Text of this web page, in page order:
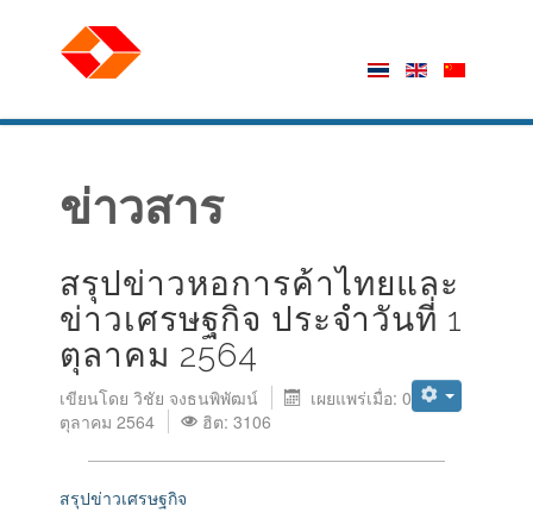
ข่าวสาร
สรุปข่าวหอการค้าไทยและ
ข่าวเศรษฐกิจ ประจำวันที่ 1
ตุลาคม 2564
เขียนโดย วิชัย จงธนพิพัฒน์
เผยแพร่เมื่อ: 01
ตุลาคม 2564
ฮิต: 3106
สรุปข่าวเศรษฐกิจ